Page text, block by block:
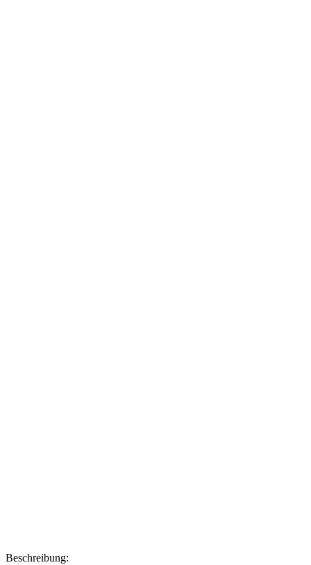
Beschreibung: